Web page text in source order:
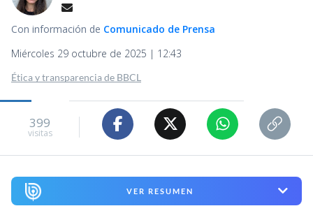
Con información de Comunicado de Prensa
Miércoles 29 octubre de 2025 | 12:43
Ética y transparencia de BBCL
399
visitas
VER RESUMEN